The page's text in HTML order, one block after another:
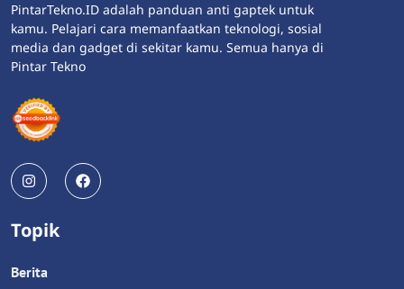
PintarTekno.ID adalah panduan anti gaptek untuk
kamu. Pelajari cara memanfaatkan teknologi, sosial
media dan gadget di sekitar kamu. Semua hanya di
Pintar Tekno
Topik
Berita